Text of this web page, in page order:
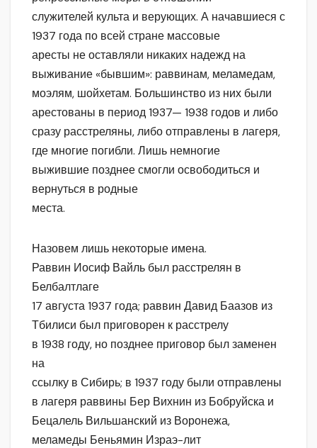
служителей культа и верующих. А начавшиеся с
1937 года по всей стране массовые
аресты не оставляли никаких надежд на
выживание «бывшим»: раввинам, меламедам,
моэлям, шойхетам. Большинство из них были
арестованы в период 1937— 1938 годов и либо
сразу расстреляны, либо отправлены в лагеря,
где многие погибли. Лишь немногие
выжившие позднее смогли освободиться и
вернуться в родные
места.
Назовем лишь некоторые имена.
Раввин Иосиф Вайль был расстрелян в
Белбалтлаге
17 августа 1937 года; раввин Давид Баазов из
Тбилиси был приговорен к расстрелу
в 1938 году, но позднее приговор был заменен
на
ссылку в Сибирь; в 1937 году были отправлены
в лагеря раввины Бер Вихнин из Бобруйска и
Бецалель Вильшанский из Воронежа,
меламеды Беньямин Израэ-лит